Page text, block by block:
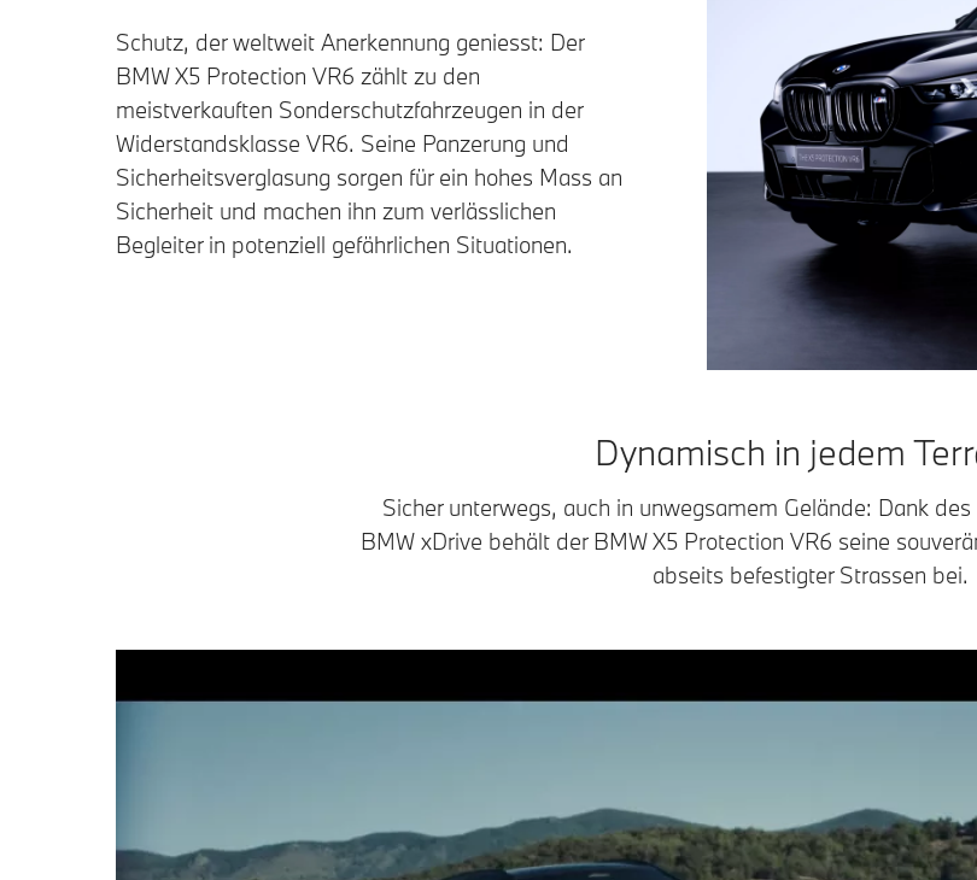
Schutz, der weltweit Anerkennung geniesst: Der
BMW X5 Protection VR6 zählt zu den
meistverkauften Sonderschutzfahrzeugen in der
Widerstandsklasse VR6. Seine Panzerung und
Sicherheitsverglasung sorgen für ein hohes Mass an
Sicherheit und machen ihn zum verlässlichen
Begleiter in potenziell gefährlichen Situationen.
Dynamisch in jedem
Sicher unterwegs, auch in unwegsamem Gelände: Dank
BMW xDrive behält der BMW X5 Protection VR6 seine
abseits befestigter Strassen bei.